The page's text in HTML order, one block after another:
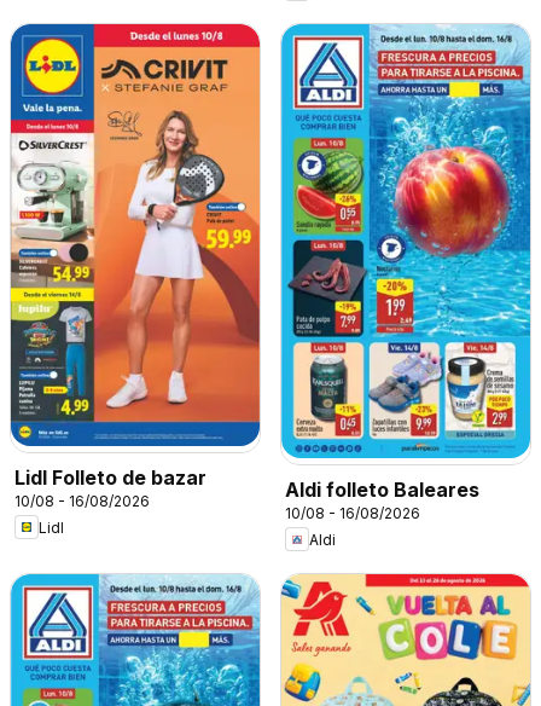
Lidl Folleto de bazar
10/08 - 16/08/2026
Lidl
Aldi folleto Baleares
10/08 - 16/08/2026
Aldi